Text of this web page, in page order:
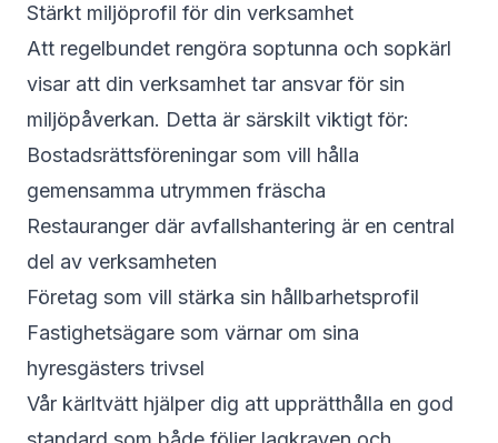
Stärkt miljöprofil för din verksamhet
Att regelbundet rengöra soptunna och sopkärl
visar att din verksamhet tar ansvar för sin
miljöpåverkan. Detta är särskilt viktigt för:
Bostadsrättsföreningar som vill hålla
gemensamma utrymmen fräscha
Restauranger där avfallshantering är en central
del av verksamheten
Företag som vill stärka sin hållbarhetsprofil
Fastighetsägare som värnar om sina
hyresgästers trivsel
Vår kärltvätt hjälper dig att upprätthålla en god